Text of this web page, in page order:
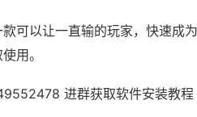
可以让一直输的玩家，快速成
用。
进群获取软件安装教程